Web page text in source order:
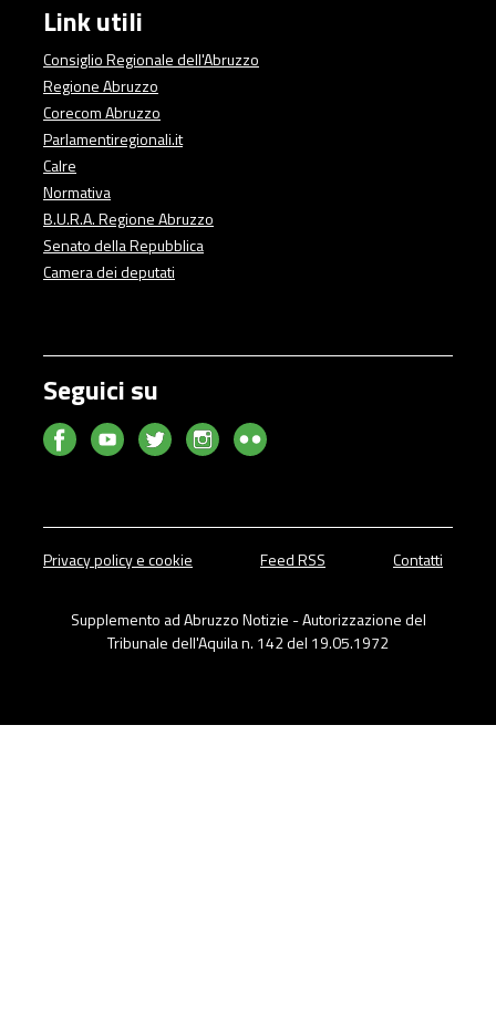
Link utili
Consiglio Regionale dell'Abruzzo
Regione Abruzzo
Corecom Abruzzo
Parlamentiregionali.it
Calre
Normativa
B.U.R.A. Regione Abruzzo
Senato della Repubblica
Camera dei deputati
Seguici su
Privacy policy e cookie Feed RSS Contatti
Supplemento ad Abruzzo Notizie - Autorizzazione del
Tribunale dell'Aquila n. 142 del 19.05.1972